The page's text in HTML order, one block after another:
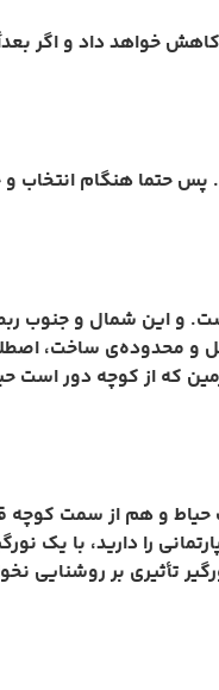
کاهش خواهد داد و اگر
حتما هنگام انتخاب
و این شمال و جنوب
و محدوده‌ی ساخت،
که از کوچه دور است
و هم از سمت کوچه
را دارید، با یک
تأثیری بر